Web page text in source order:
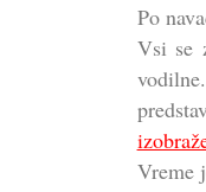
Po
Vsi se
Vreme